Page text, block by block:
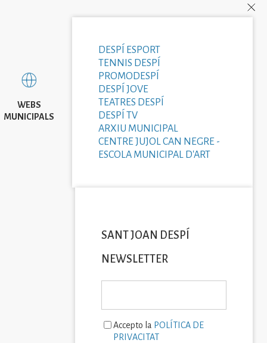
WEBS
MUNICIPALS
DESPÍ ESPORT
TENNIS DESPÍ
PROMODESPÍ
DESPÍ JOVE
TEATRES DESPÍ
DESPÍ TV
ARXIU MUNICIPAL
CENTRE JUJOL CAN NEGRE -
ESCOLA MUNICIPAL D'ART
SANT JOAN DESPÍ
NEWSLETTER
Accepto la POLÍTICA DE
PRIVACITAT